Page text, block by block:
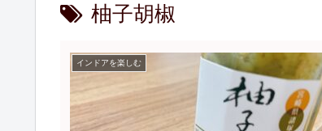
柚子胡椒
インドアを楽しむ